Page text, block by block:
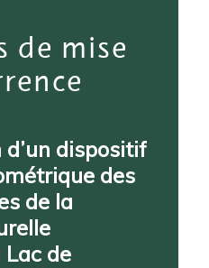
de mise
dispositif
des
de la
de